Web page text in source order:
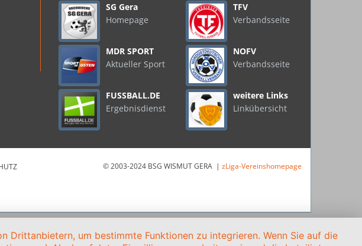
SG Gera
Homepage
MDR SPORT
Aktueller Sport
FUSSBALL.DE
Ergebnisdienst
TFV
Verbandsseite
NOFV
Verbandsseite
weitere Links
Linkübersicht
© 2003-2024 BSG WISMUT GERA | zLiga-Vereinshomepage
um bestimmte Funktionen zu integrieren. Wenn Sie auf die